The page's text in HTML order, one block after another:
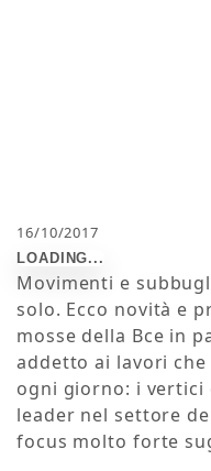
16/10/2017
Movimenti e
solo. Ecco novità e
mosse della Bce in
addetto ai lavori
ogni giorno: i vertici
leader nel settore
focus molto forte